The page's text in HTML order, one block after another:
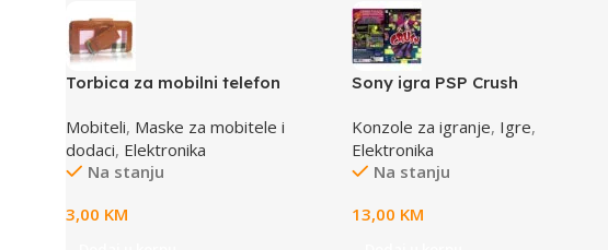
Torbica za mobilni telefon
Mobiteli, Maske za mobitele i
dodaci, Elektronika
Na stanju
3,00 KM
Sony igra PSP Crush
Konzole za igranje, Igre,
Elektronika
Na stanju
13,00 KM